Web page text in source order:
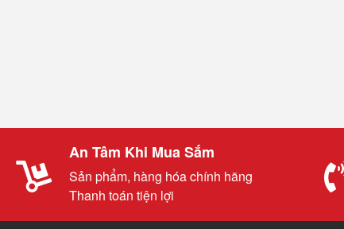
An Tâm Khi Mua Sắm
Sản phẩm, hàng hóa chính hãng
Thanh toán tiện lợi